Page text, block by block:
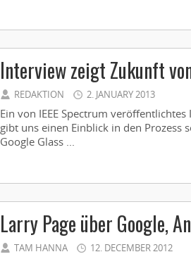
Interview zeigt Zukunft
REDAKTION 2. JANUARY 2013
Ein von IEEE Spectrum
gibt uns einen Einblick in den Prozess
Google Glass ...
Larry Page über Google,
TAM HANNA 12. DECEMBER 2012